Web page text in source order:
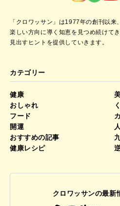
「クロワッサン」は1977年の創刊以来
楽しい方向に導く知恵を見つめ続けて
見出すヒントを提供していきます。
カテゴリー
健康
おしゃれ
フード
開運
おすすめの記事
健康レシピ
クロワッサンの最新